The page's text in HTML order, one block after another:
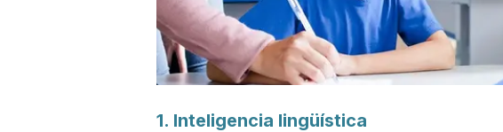
1. Inteligencia lingüística